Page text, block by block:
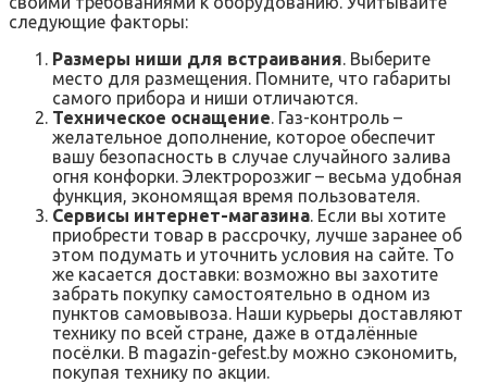
следующие факторы:
Размеры ниши для встраивания . Выберите
место для размещения. Помните, что габариты
самого прибора и ниши отличаются.
Техническое оснащение . Газ-контроль –
желательное дополнение, которое обеспечит
вашу безопасность в случае случайного залива
огня конфорки. Электророзжиг – весьма удобная
функция, экономящая время пользователя.
Сервисы интернет-магазина . Если вы хотите
приобрести товар в рассрочку, лучше заранее об
этом подумать и уточнить условия на сайте. То
же касается доставки: возможно вы захотите
забрать покупку самостоятельно в одном из
пунктов самовывоза. Наши курьеры доставляют
технику по всей стране, даже в отдалённые
посёлки. В magazin-gefest.by можно сэкономить,
покупая технику по акции.